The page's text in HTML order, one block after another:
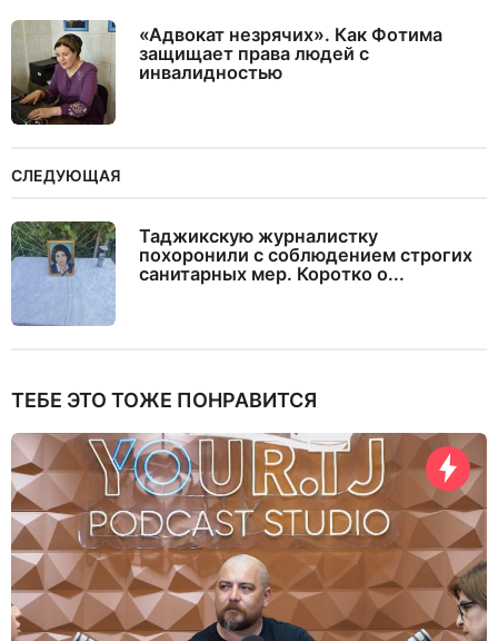
«Адвокат незрячих». Как Фотима
защищает права людей с
инвалидностью
СЛЕДУЮЩАЯ
Таджикскую журналистку
похоронили с соблюдением строгих
санитарных мер. Коротко о...
ТЕБЕ ЭТО ТОЖЕ ПОНРАВИТСЯ